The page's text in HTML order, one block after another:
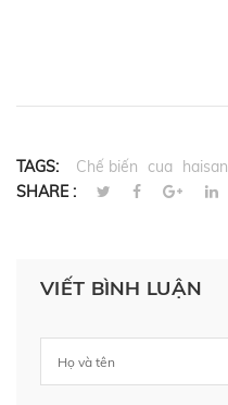
TAGS: Chế biến cua haisan
SHARE :
VIẾT BÌNH LUẬN